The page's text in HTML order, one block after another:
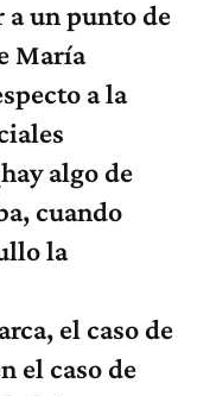
María
a la
algo de
cuando
la
el caso de
el caso de
de